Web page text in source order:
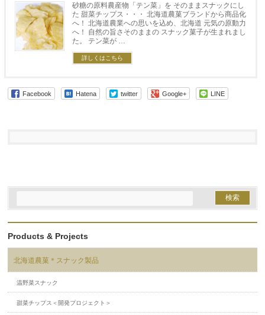
砂糖の原料農産物「テン菜」を そのままスナックにし
た 甜菜チップス・・・ 北海道農菓ブランドから商品化
へ！ 北海道農業への思いを込め、北海道 元気の原動力
へ！ 自然の旨さそのままの スナック菓子が生まれまし
た。 テン菜が …
詳しくはこちら
Facebook Hatena twitter Google+ LINE
Products & Projects
北海道農菓＊スナック製品
温野菜スナック
甜菜チップス＜開発プロジェクト＞